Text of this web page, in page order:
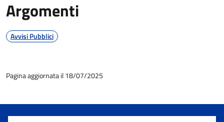
Argomenti
Avvisi Pubblici
Pagina aggiornata il 18/07/2025